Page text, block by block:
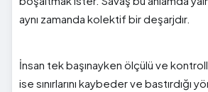
aynı zamanda kolektif bir deşarjdır.
İnsan tek başınayken ölçülü ve
ise sınırlarını kaybeder ve bastırdığı